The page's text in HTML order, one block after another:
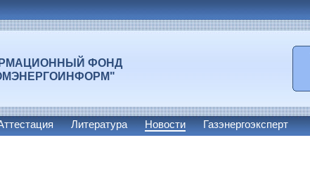
ФОНД
Литература Новости Газэнергоэксперт